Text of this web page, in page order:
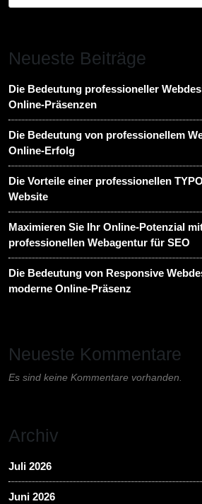
Neueste Beiträge
Die Bedeutung professioneller
Online-Präsenzen
Die Bedeutung von professionellem
Online-Erfolg
Die Vorteile einer professionellen
Website
Maximieren Sie Ihr Online-Potenzial
professionellen Webagentur für SEO
Die Bedeutung von Responsive
moderne Online-Präsenz
Neueste Kommentare
Es sind keine Kommentare vorhanden.
Archiv
Juli 2026
Juni 2026